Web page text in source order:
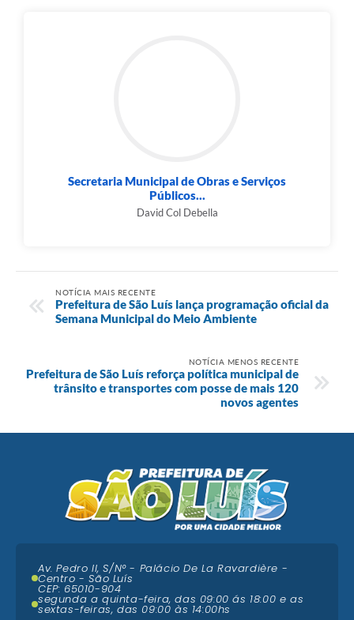
Secretaria Municipal de Obras e Serviços
Públicos...
David Col Debella
NOTÍCIA MAIS RECENTE
Prefeitura de São Luís lança programação oficial da
Semana Municipal do Meio Ambiente
NOTÍCIA MENOS RECENTE
Prefeitura de São Luís reforça política municipal de
trânsito e transportes com posse de mais 120
novos agentes
Av. Pedro II, S/N° - Palácio De La Ravardière -
Centro - São Luís
CEP: 65010-904
segunda a quinta-feira, das 09:00 ás 18:00 e as
sextas-feiras, das 09:00 às 14:00hs